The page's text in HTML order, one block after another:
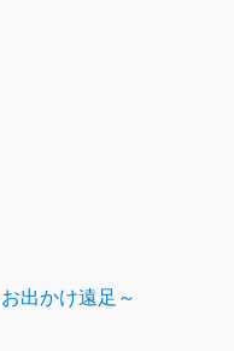
出かけ遠足～